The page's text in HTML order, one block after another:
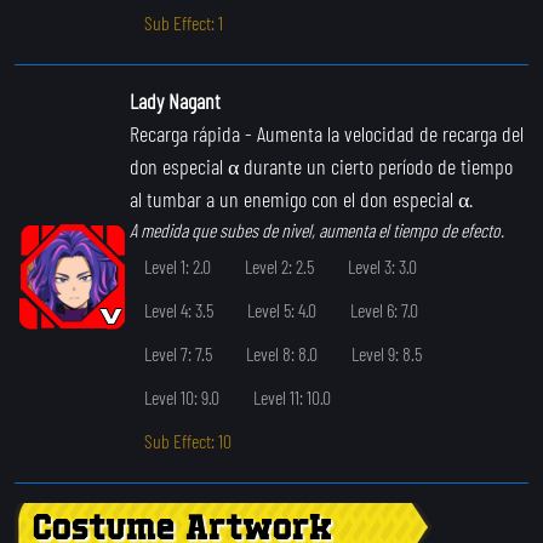
Sub Effect: 1
Lady Nagant
Recarga rápida- Aumenta la velocidad de recarga del
don especial α durante un cierto período de tiempo
al tumbar a un enemigo con el don especial α.
A medida que subes de nivel, aumenta el tiempo de efecto.
Level 1: 2.0
Level 2: 2.5
Level 3: 3.0
Level 4: 3.5
Level 5: 4.0
Level 6: 7.0
Level 7: 7.5
Level 8: 8.0
Level 9: 8.5
Level 10: 9.0
Level 11: 10.0
Sub Effect: 10
Costume Artwork